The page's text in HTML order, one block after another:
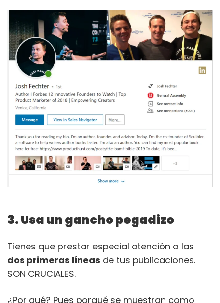
3. Usa un gancho pegadizo
Tienes que prestar especial atención a las
dos primeras líneas de tus publicaciones.
SON CRUCIALES.
¿Por qué? Pues porqué se muestran como